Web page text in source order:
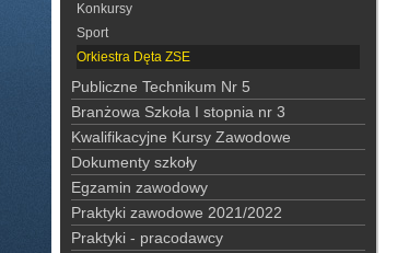
Konkursy
Sport
Orkiestra Dęta ZSE
Publiczne Technikum Nr 5
Branżowa Szkoła I stopnia nr 3
Kwalifikacyjne Kursy Zawodowe
Dokumenty szkoły
Egzamin zawodowy
Praktyki zawodowe 2021/2022
Praktyki - pracodawcy